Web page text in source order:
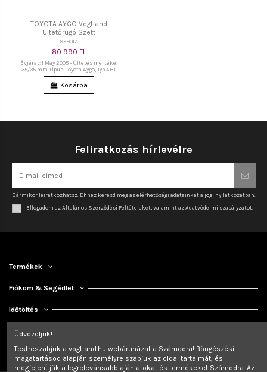
TOYOTA AYGO Vogtland
Ültetőrugó Szett
959017
80 990 Ft
Évjárat: 1 May 2005 - Ültetés mértéke:
35/35 mm Típus: Toyota Aygo, Typ AB1
Kosárba
Feliratkozás hírlevélre
Bármikor leiratkozhatsz. Ehhez keresd meg az elérhetőségi adatainkat a jogi nyilatkozatban.
Elfogadom az Általános Szerződési Feltételeket, valamint az Adatvédelmi szabályzatot.
Termékek
Fiókom & Segédlet
Időtöltés
Kapcsolat
Üdvözöljük!
Testreszabjuk a vogtland.hu webáruházat a Számodra! Böngészési
magatartásod alapján személyre szabjuk az oldal tartalmát, és
megjelenítjük a legrelevánsabb ajánlatokat és termékeket Számodra. Az